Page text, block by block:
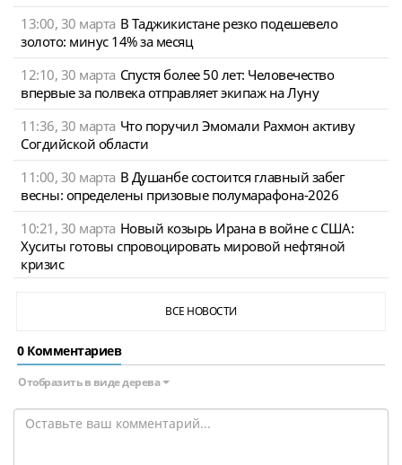
13:00, 30 марта В Таджикистане резко подешевело
золото: минус 14% за месяц
12:10, 30 марта Спустя более 50 лет: Человечество
впервые за полвека отправляет экипаж на Луну
11:36, 30 марта Что поручил Эмомали Рахмон активу
Согдийской области
11:00, 30 марта В Душанбе состоится главный забег
весны: определены призовые полумарафона-2026
10:21, 30 марта Новый козырь Ирана в войне с США:
Хуситы готовы спровоцировать мировой нефтяной
кризис
ВСЕ НОВОСТИ
0 Комментариев
Отобразить в виде дерева